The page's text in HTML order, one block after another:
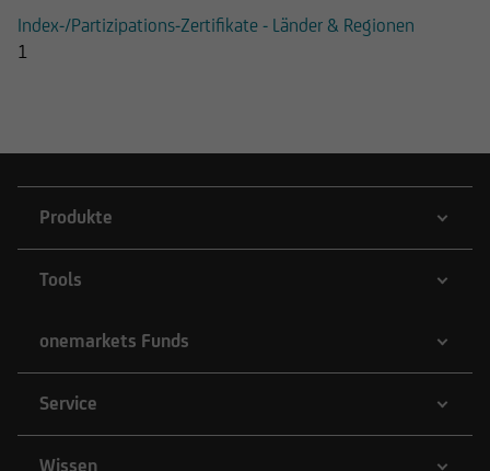
Index-/Partizipations-Zertifikate - Länder & Regionen
1
Produkte
Tools
onemarkets Funds
Service
Wissen